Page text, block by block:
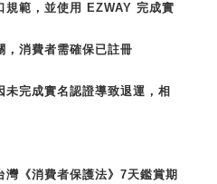
規範，並使用 EZWAY 完成實
，消費者需確保已註冊
完成實名認證導致退運，相
《消費者保護法》7天鑑賞期